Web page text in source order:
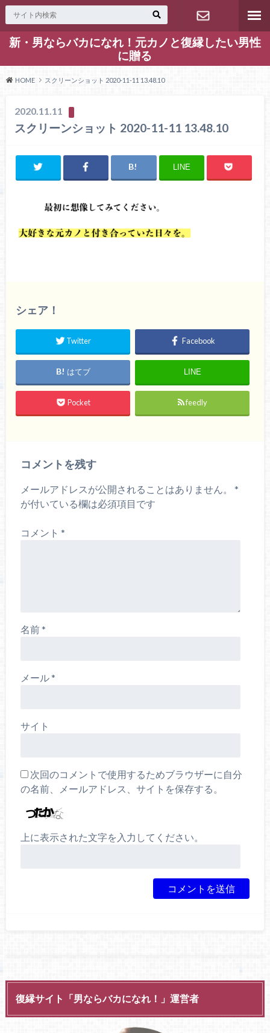
新・男ならバカになれ！元カノと復縁したい男性
に贈る
お問い合わ
HOME スクリーンショット 2020-11-11 13.48.10
2020.11.11
スクリーンショット 2020-11-11 13.48.10
LINE
シェア！
Twitter Facebook
はてブ LINE
Pocket feedly
コメントを残す
メールアドレスが公開されることはありません。
*
が付いている欄は必須項目です
コメント *
名前*
メール*
サイト
次回のコメントで使用するためブラウザーに自分
の名前、メールアドレス、サイトを保存する。
上に表示された文字を入力してください。
復縁サイト「男ならバカになれ！」運営者